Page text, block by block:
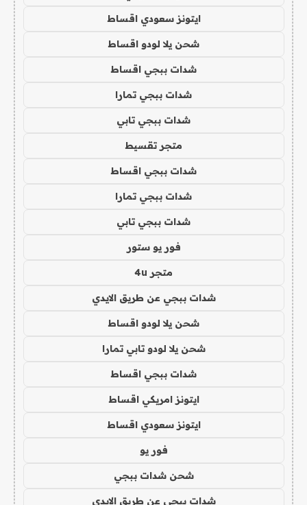
ايتونز سعودي اقساط
شحن يلا لودو اقساط
شدات ببجي اقساط
شدات ببجي تمارا
شدات ببجي تابي
متجر تقسيط
شدات ببجي اقساط
شدات ببجي تمارا
شدات ببجي تابي
فور يو ستور
متجر 4u
شدات ببجي عن طريق الايدي
شحن يلا لودو اقساط
شحن يلا لودو تابي تمارا
شدات ببجي اقساط
ايتونز امريكي اقساط
ايتونز سعودي اقساط
فور يو
شحن شدات ببجي
شدات ببجي عن طريق الايدي